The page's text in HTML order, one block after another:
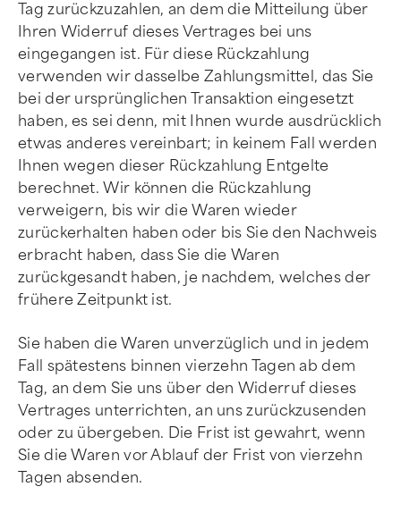
Tag zurückzuzahlen, an dem die Mitteilung über
Ihren Widerruf dieses Vertrages bei uns
eingegangen ist. Für diese Rückzahlung
verwenden wir dasselbe Zahlungsmittel, das Sie
bei der ursprünglichen Transaktion eingesetzt
haben, es sei denn, mit Ihnen wurde ausdrücklich
etwas anderes vereinbart; in keinem Fall werden
Ihnen wegen dieser Rückzahlung Entgelte
berechnet. Wir können die Rückzahlung
verweigern, bis wir die Waren wieder
zurückerhalten haben oder bis Sie den Nachweis
erbracht haben, dass Sie die Waren
zurückgesandt haben, je nachdem, welches der
frühere Zeitpunkt ist.
Sie haben die Waren unverzüglich und in jedem
Fall spätestens binnen vierzehn Tagen ab dem
Tag, an dem Sie uns über den Widerruf dieses
Vertrages unterrichten, an uns zurückzusenden
oder zu übergeben. Die Frist ist gewahrt, wenn
Sie die Waren vor Ablauf der Frist von vierzehn
Tagen absenden.